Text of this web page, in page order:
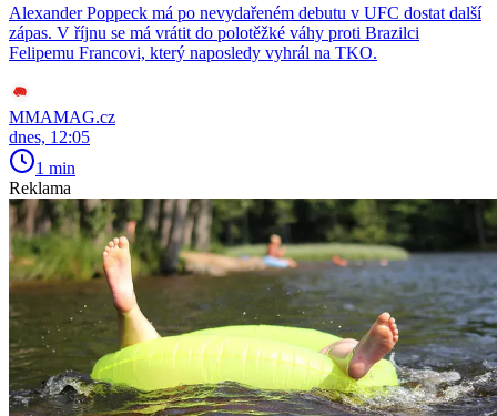
Alexander Poppeck má po nevydařeném debutu v UFC dostat další
zápas. V říjnu se má vrátit do polotěžké váhy proti Brazilci
Felipemu Francovi, který naposledy vyhrál na TKO.
MMAMAG.cz
dnes, 12:05
1 min
Reklama